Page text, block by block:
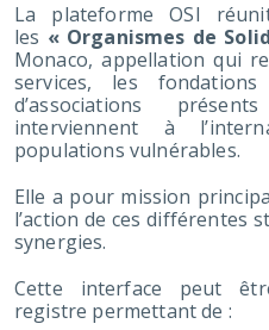
La plateforme OSI
les « Organismes de
Monaco, appellation qui
services, les
d’associations
interviennent à
populations vulnérables.
Elle a pour mission
l’action de ces différentes
synergies.
Cette interface peut
registre permettant de :